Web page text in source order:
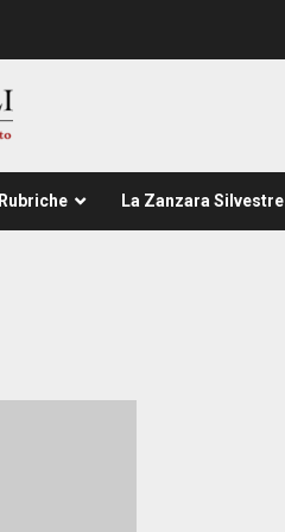
Rubriche La Zanzara Silvestre